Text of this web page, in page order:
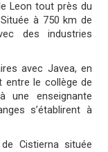
Leon tout près du
à 750 km de
des industries
avec Javea, en
entre le collège de
une enseignante
s’établirent à
Cistierna située